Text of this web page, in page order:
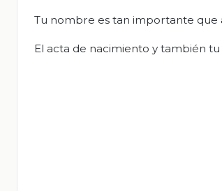
Tu nombre es tan importante que
El acta de nacimiento y también